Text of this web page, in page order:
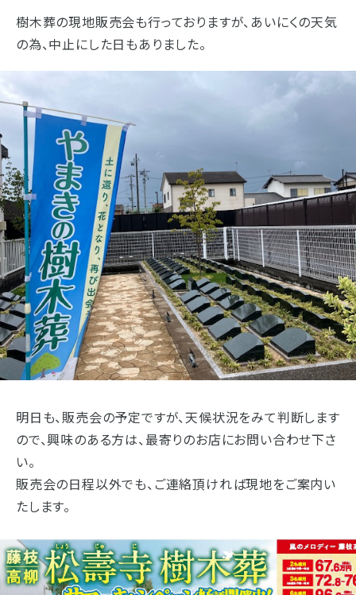
電話番号
053-586-7876
詳細を
浜松店
静岡本通店 静岡石田街道店 清水店
裾野店
お店一覧を見る
- セール情報
- 新着情報
- スタッフブログ
- 企業情報
- 採用情報
- やまき寺子屋教室
- なつかしのCM
- プライバシーポリシー
樹木葬の現地販売会も行っておりますが、あいにくの天気
の為、中止にした日もありました。
明日も、販売会の予定ですが、天候状況をみて判断します
ので、興味のある方は、最寄りのお店にお問い合わせ下さ
い。
販売会の日程以外でも、ご連絡頂ければ現地をご案内い
たします。